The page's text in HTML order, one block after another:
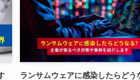
ランサムウェアに感染したらどう